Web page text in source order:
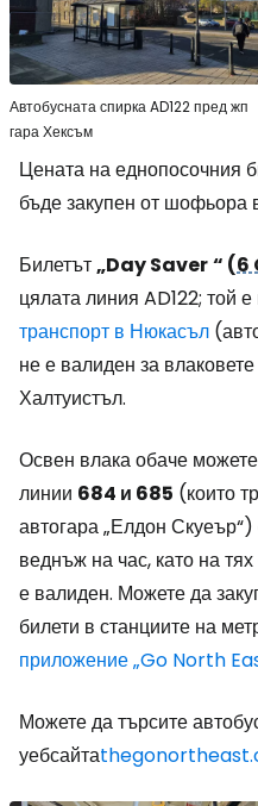
Автобусната спирка AD122 пред жп
гара Хексъм
Цената на еднопосочния
бъде закупен от шофьора
Билетът„Day Saver“ (6
цялата линия AD122; той
транспорт в Нюкасъл
не е валиден за
Халтуистъл.
Освен влака обаче
линии 684 и 685 (които
автогара „Елдон
веднъж на час, като на
е валиден. Можете да
билети в станциите на
приложение „Go North
Можете да търсите
уебсайта